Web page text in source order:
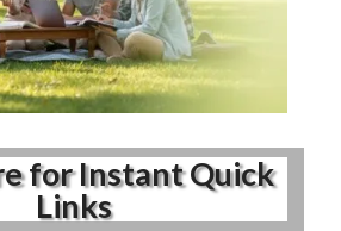
for Instant Quick
Links